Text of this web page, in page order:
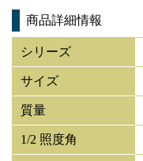
商品詳細情報
シリーズ
サイズ
質量
1/2 照度角